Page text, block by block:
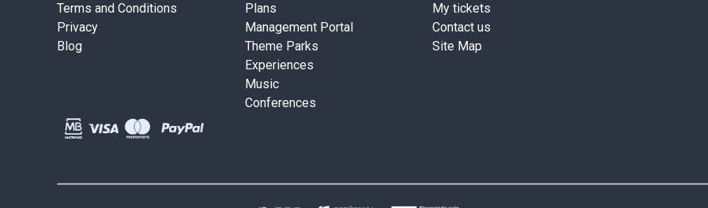
Terms and Conditions
Privacy
Blog
Plans
Management Portal
Theme Parks
Experiences
Music
Conferences
My tickets
Contact us
Site Map